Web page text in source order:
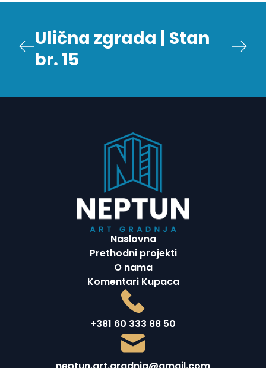
Ulična zgrada | Stan
br. 15
Naslovna
Prethodni projekti
O nama
Komentari Kupaca
+381 60 333 88 50